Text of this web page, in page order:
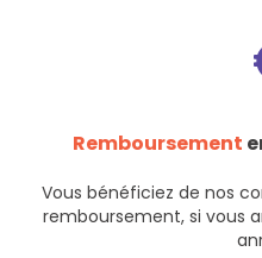
Remboursement
Vous bénéficiez de nos
remboursement, si vous